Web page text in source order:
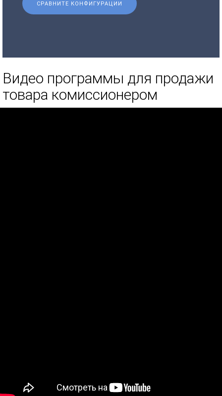
СРАВНИТЕ КОНФИГУРАЦИИ
Видео программы для продажи
товара комиссионером